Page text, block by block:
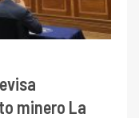
minero La